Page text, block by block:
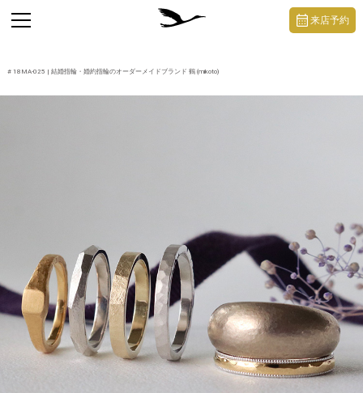
# 18MA-025 | 結婚指輪・婚約指輪のオーダーメイドブランド 鶴 (mikoto)
toggle
navigation
来店予約